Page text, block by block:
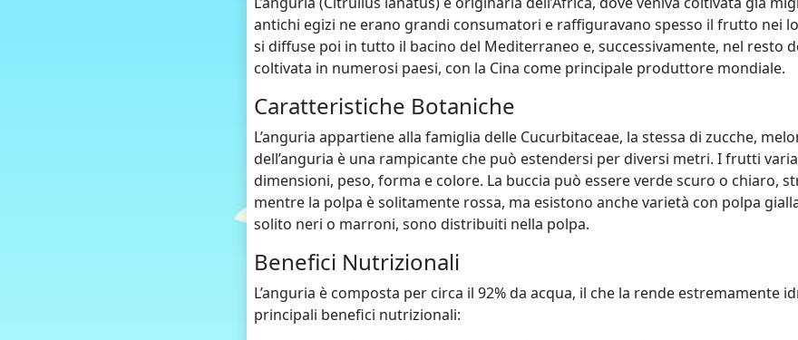
antichi egizi ne erano grandi consumatori e raffiguravano spesso il frutto nei
si diffuse poi in tutto il bacino del Mediterraneo e, successivamente, nel resto
coltivata in numerosi paesi, con la Cina come principale produttore mondiale.
Caratteristiche Botaniche
L’anguria appartiene alla famiglia delle Cucurbitaceae, la stessa di zucche,
dell’anguria è una rampicante che può estendersi per diversi metri. I frutti
dimensioni, peso, forma e colore. La buccia può essere verde scuro o chiaro,
mentre la polpa è solitamente rossa, ma esistono anche varietà con polpa
solito neri o marroni, sono distribuiti nella polpa.
Benefici Nutrizionali
L’anguria è composta per circa il 92% da acqua, il che la rende estremamente
principali benefici nutrizionali: